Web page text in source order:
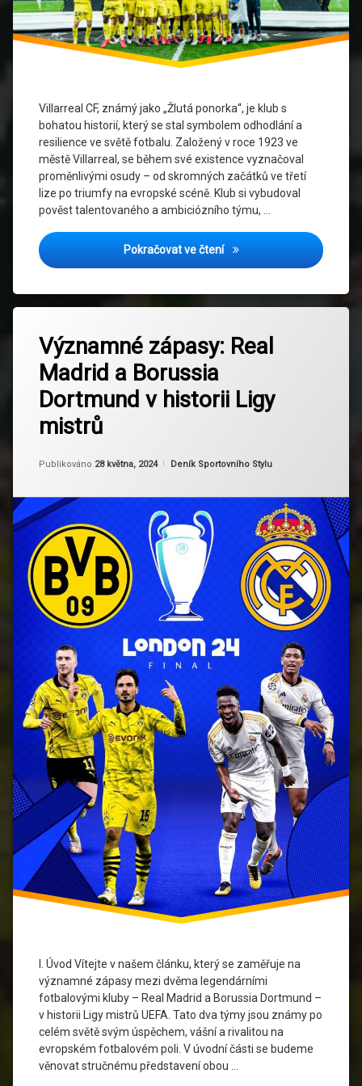
Villarreal CF, známý jako „Žlutá ponorka“, je klub s
bohatou historií, který se stal symbolem odhodlání a
resilience ve světě fotbalu. Založený v roce 1923 ve
městě Villarreal, se během své existence vyznačoval
proměnlivými osudy – od skromných začátků ve třetí
lize po triumfy na evropské scéně. Klub si vybudoval
pověst talentovaného a ambiciózního týmu, …
Pokračovat ve čteníNávrat z propasti: Jak
Úspěchy
klubu
Vítězství
v
Evropské
Významné zápasy: Real
Madrid a Borussia
Dortmund v historii Ligy
mistrů
Publikováno 28 května, 2024
Aktualizováno 28 května, 2024
Od Ruby
Kategorie:
Deník Sportovního Stylu
I. Úvod Vítejte v našem článku, který se zaměřuje na
významné zápasy mezi dvěma legendárními
fotbalovými kluby – Real Madrid a Borussia Dortmund –
v historii Ligy mistrů UEFA. Tato dva týmy jsou známy po
celém světě svým úspěchem, vášní a rivalitou na
evropském fotbalovém poli. V úvodní části se budeme
věnovat stručnému představení obou …
Borussia
Dortmund
Evropský
historie
Fotbalové
kluby
Fotbalové
rivalita
Fotbalové
události
Fotbalové
zápasy
Liga
mistrů
UEFA
Real
Madrid
Sportovní
rivalita
komentář
na
Významné
zápasy:
Real
Madrid
a
v
Ligy
mistrů